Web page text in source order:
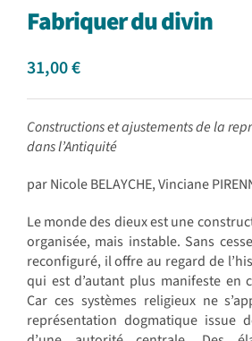
Fabriquer
Fabriquer du divin
31,00€
Constructions et ajustements de la
dans l’Antiquité
par Nicole BELAYCHE, Vinciane
Le monde des dieux est une
organisée, mais instable. Sans
reconfiguré, il offre au regard de
qui est d’autant plus manifeste en
Car ces systèmes religieux ne
représentation dogmatique issue